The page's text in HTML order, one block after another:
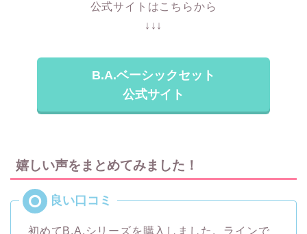
公式サイトはこちらから
↓↓↓
B.A.ベーシックセット
公式サイト
嬉しい声をまとめてみました！
初めてB.A.シリーズを購入しました。ラインで